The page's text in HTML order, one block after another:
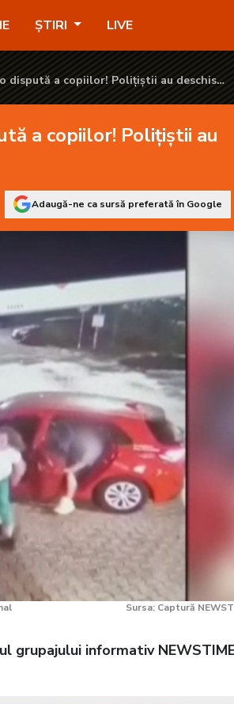
dosar penal: „Ne-au luat la pietre” -
ȘTIRI LIVE
dispută a copiilor! Polițiștii au deschis
a copiilor! Polițiștii au
Adaugă-ne ca sursă preferată în Google
Sursa: Captură
grupajului informativ